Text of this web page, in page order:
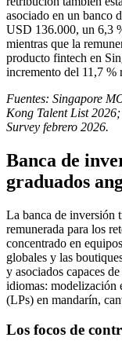
asociado en un banco
USD 136.000, un 6,3
mientras que la
producto fintech en
incremento del 11,7 %
Fuentes: Singapore
Kong Talent List
Survey febrero 2026.
Banca de
graduados
La banca de inversión
remunerada para los
concentrado en
globales y las
y asociados capaces
idiomas: modelización
(LPs) en mandarín,
Los focos de